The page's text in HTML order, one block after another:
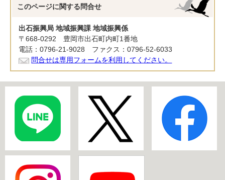
このページに関する 問合せ
出石振興局 地域振興課 地域振興係
〒668-0292 豊岡市出石町内町1番地
電話：0796-21-9028 ファクス：0796-52-6033
問合せは専用フォームを利用してください。